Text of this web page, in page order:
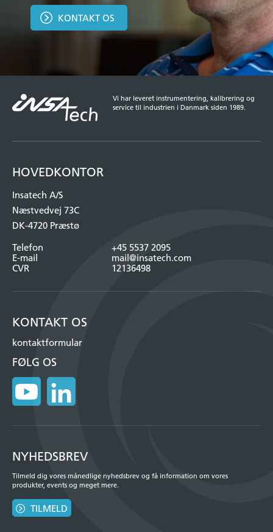
KONTAKT OS
Vi har leveret instrumentering, kalibrering og
service til industrien i Danmark siden 1989.
HOVEDKONTOR
Insatech A/S
Næstvedvej 73C
DK-4720 Præstø
Telefon
+45 5537 2095
E-mail
mail@insatech.com
CVR
12136498
KONTAKT OS
kontaktformular
FØLG OS
NYHEDSBREV
Tilmeld dig vores månedlige nyhedsbrev og få information om vores
produkter, events og meget mere.
TILMELD